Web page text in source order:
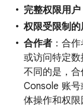
完整权限用户
权限受限制
合作者 ：合
或访问特定数
不同的是，
Console 账
体操作和权